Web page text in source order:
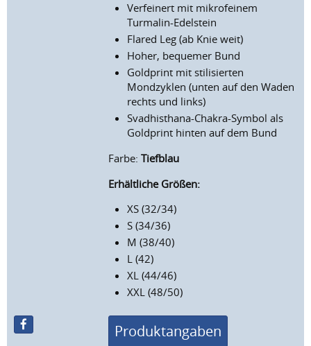
Verfeinert mit mikrofeinem
Turmalin-Edelstein
Flared Leg (ab Knie weit)
Hoher, bequemer Bund
Goldprint mit stilisierten
Mondzyklen (unten auf den Waden
rechts und links)
Svadhisthana-Chakra-Symbol als
Goldprint hinten auf dem Bund
Farbe:Tiefblau
Erhältliche Größen:
XS (32/34)
S (34/36)
M (38/40)
L (42)
XL (44/46)
XXL (48/50)
Produktangaben